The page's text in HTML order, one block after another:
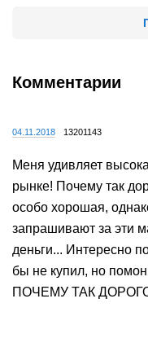
Комментарии
04.11.2018 13201143
Меня удивляет
рынке! Почему так
особо хорошая,
запрашивают за эти
деньги... Интересно
бы не купил, но
ПОЧЕМУ ТАК